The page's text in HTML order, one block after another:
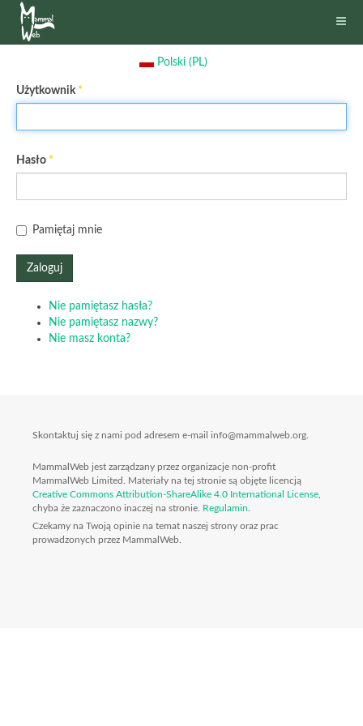
Polski (PL)
Użytkownik*
Hasło *
Pamiętaj mnie
Zaloguj
Nie pamiętasz hasła?
Nie pamiętasz nazwy?
Nie masz konta?
Skontaktuj się z nami pod adresem e-mail info@mammalweb.org.
MammalWeb jest zarządzany przez organizacje non-profit
MammalWeb Limited. Materiały na tej stronie są objęte licencją
Creative Commons Attribution-ShareAlike 4.0 International License
chyba że zaznaczono inaczej na stronie. Regulamin
Czekamy na Twoją opinie na temat naszej strony oraz prac
prowadzonych przez MammalWeb.